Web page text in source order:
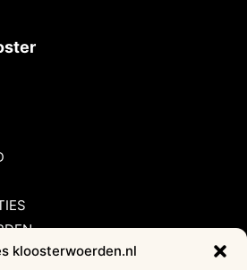
kloosterwoerden.nl